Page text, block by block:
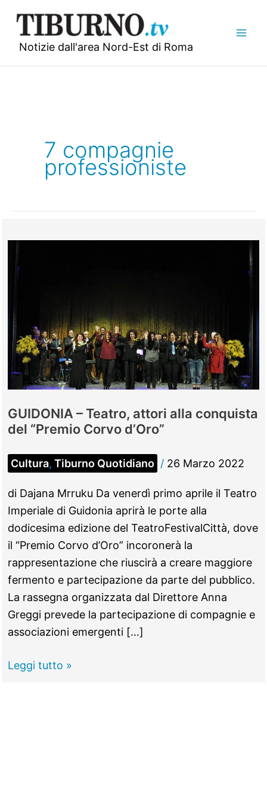
contenuto
Notizie dall'area Nord-Est di Roma
7 compagnie
professioniste
GUIDONIA – Teatro, attori alla conquista
del “Premio Corvo d’Oro”
Cultura, Tiburno Quotidiano / 26 Marzo 2022
di Dajana Mrruku Da venerdì primo aprile il Teatro
Imperiale di Guidonia aprirà le porte alla
dodicesima edizione del TeatroFestivalCittà, dove
il “Premio Corvo d’Oro” incoronerà la
rappresentazione che riuscirà a creare maggiore
fermento e partecipazione da parte del pubblico.
La rassegna organizzata dal Direttore Anna
Greggi prevede la partecipazione di compagnie e
associazioni emergenti […]
GUIDONIA
Leggi tutto »